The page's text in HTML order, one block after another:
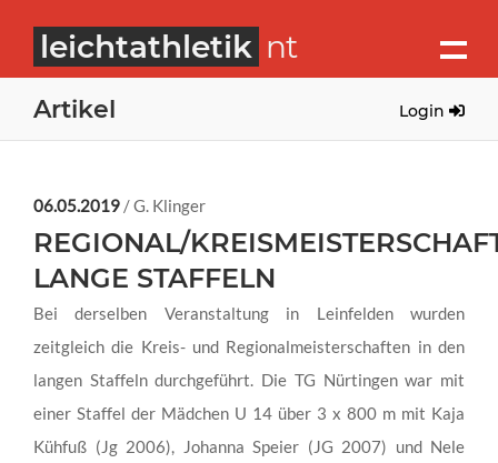
leichtathletik nt
Artikel Login
06.05.2019 / G. Klinger
REGIONAL/
LANGE STAFFELN
Bei derselben Veranstaltung in Leinfelden wurden
zeitgleich die Kreis- und Regionalmeisterschaften in den
langen Staffeln durchgeführt. Die TG Nürtingen war mit
einer Staffel der Mädchen U 14 über 3 x 800 m mit Kaja
Kühfuß (Jg 2006), Johanna Speier (JG 2007) und Nele